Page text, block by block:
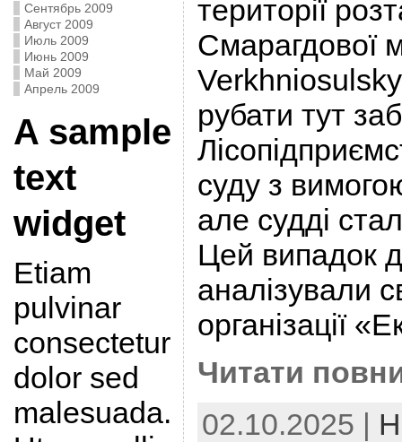
Сентябрь 2009
Август 2009
Июль 2009
Июнь 2009
Май 2009
Апрель 2009
A sample
text
widget
Etiam
pulvinar
consectetur
dolor sed
malesuada.
території
Смарагдової
рубати тут
суду з
але судді
Цей випадок
аналізували
організації
Читати
02.10.2025 |